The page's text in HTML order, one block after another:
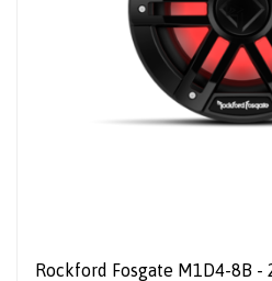
Rockford Fosgate M1D4-8B - 20 cm-